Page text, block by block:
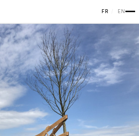
FR EN